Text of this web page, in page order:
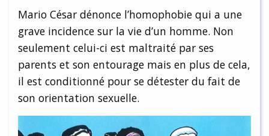
Mario César dénonce l’homophobie qui a une
grave incidence sur la vie d’un homme. Non
seulement celui-ci est maltraité par ses
parents et son entourage mais en plus de cela,
il est conditionné pour se détester du fait de
son orientation sexuelle.